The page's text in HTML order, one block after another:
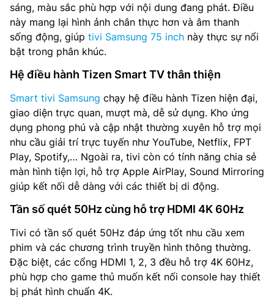
sáng, màu sắc phù hợp với nội dung đang phát. Điều
này mang lại hình ảnh chân thực hơn và âm thanh
sống động, giúp tivi Samsung 75 inch này thực sự nổi
bật trong phân khúc.
Hệ điều hành Tizen Smart TV thân thiện
Smart tivi Samsung chạy hệ điều hành Tizen hiện đại,
giao diện trực quan, mượt mà, dễ sử dụng. Kho ứng
dụng phong phú và cập nhật thường xuyên hỗ trợ mọi
nhu cầu giải trí trực tuyến như YouTube, Netflix, FPT
Play, Spotify,… Ngoài ra, tivi còn có tính năng chia sẻ
màn hình tiện lợi, hỗ trợ Apple AirPlay, Sound Mirroring
giúp kết nối dễ dàng với các thiết bị di động.
Tần số quét 50Hz cùng hỗ trợ HDMI 4K 60Hz
Tivi có tần số quét 50Hz đáp ứng tốt nhu cầu xem
phim và các chương trình truyền hình thông thường.
Đặc biệt, các cổng HDMI 1, 2, 3 đều hỗ trợ 4K 60Hz,
phù hợp cho game thủ muốn kết nối console hay thiết
bị phát hình chuẩn 4K.